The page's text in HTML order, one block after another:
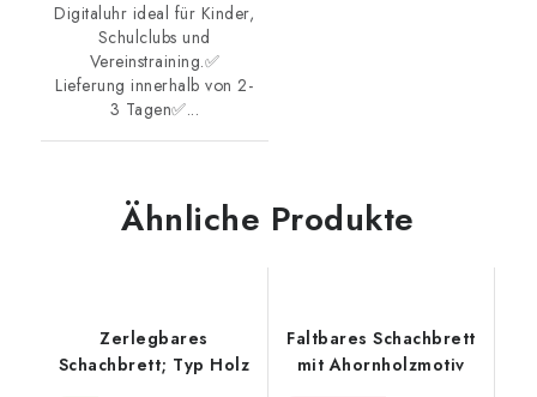
Digitaluhr ideal für Kinder,
Schulclubs und
Vereinstraining.✅
Lieferung innerhalb von 2-
3 Tagen✅...
Ähnliche Produkte
Zerlegbares
Schachbrett; Typ Holz
Faltbares Schachbrett
mit Ahornholzmotiv